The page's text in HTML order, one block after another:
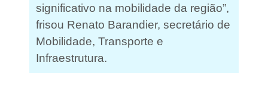
significativo na mobilidade da região”,
frisou Renato Barandier, secretário de
Mobilidade, Transporte e
Infraestrutura.